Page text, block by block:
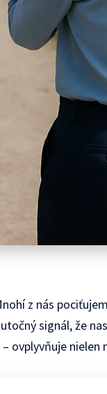
z nás
signál, že
ovplyvňuje nielen